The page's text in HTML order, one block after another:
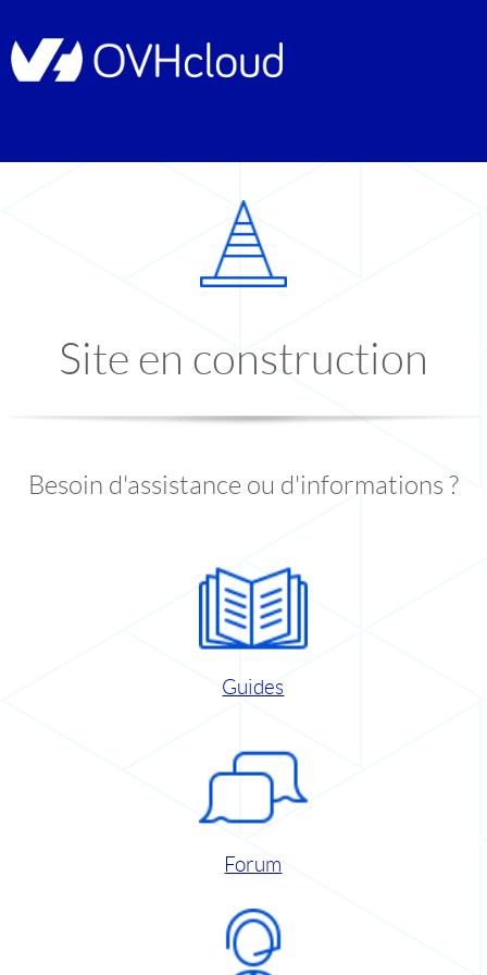
Site en construction
Besoin d'assistance ou d'informations ?
Guides
Forum